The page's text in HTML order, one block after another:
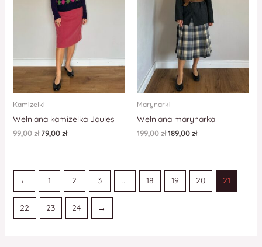
Kamizelki
Wełniana kamizelka Joules
99,00zł 79,00zł
Marynarki
Wełniana marynarka
199,00zł189,00zł
← 1 2 3 … 18 19 20 21
22 23 24 →